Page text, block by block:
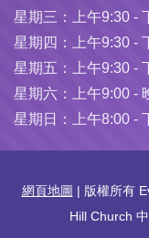
星期三：
上午9:30 -
星期四：
上午9:30 -
星期五：
上午9:30 -
星期六：
上午9:00 -
星期日：
上午8:00 -
網頁地圖 | 版權所有
Hill Church